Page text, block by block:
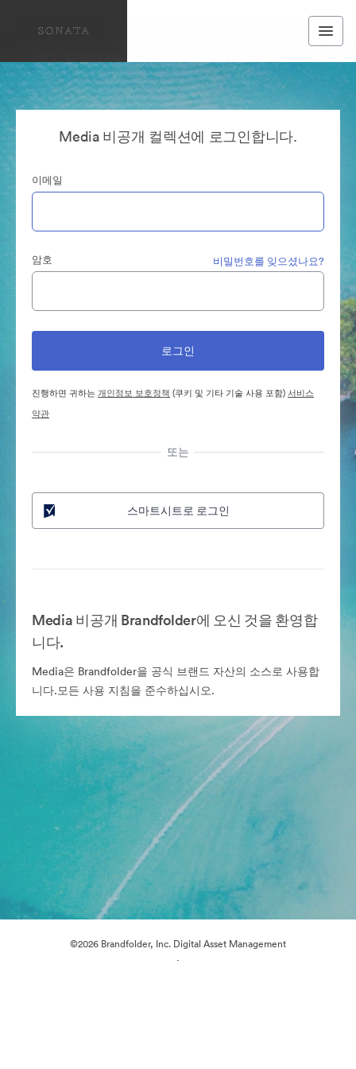
Media 비공개 컬렉션에 로그인합니다.
이메일
암호 비밀번호를 잊으셨나요?
진행하면 귀하는개인정보 보호정책 (쿠키 및 기타 기술 사용 포함)서비스
약관
또는
스마트시트로 로그인
Media 비공개 Brandfolder에 오신 것을 환영합
니다.
Media은 Brandfolder을 공식 브랜드 자산의 소스로 사용합
니다.모든 사용 지침을 준수하십시오.
©2026 Brandfolder, Inc. Digital Asset Management
·